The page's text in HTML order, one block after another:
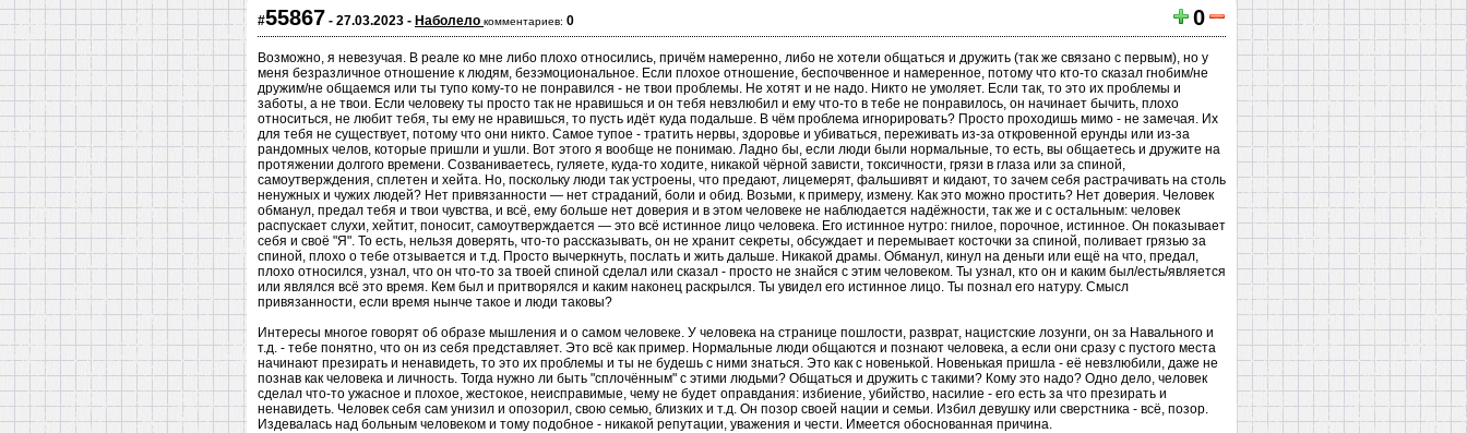
#55867 - 27.03.2023 - Наболело комментариев: 0 0
Возможно, я невезучая. В реале ко мне либо плохо относились, причём намеренно, либо не хотели общаться и дружить (так же связано с первым), но у
меня безразличное отношение к людям, безэмоциональное. Если плохое отношение, беспочвенное и намеренное, потому что кто-то сказал гнобим/не
дружим/не общаемся или ты тупо кому-то не понравился - не твои проблемы. Не хотят и не надо. Никто не умоляет. Если так, то это их проблемы и
заботы, а не твои. Если человеку ты просто так не нравишься и он тебя невзлюбил и ему что-то в тебе не понравилось, он начинает бычить, плохо
относиться, не любит тебя, ты ему не нравишься, то пусть идёт куда подальше. В чём проблема игнорировать? Просто проходишь мимо - не замечая. Их
для тебя не существует, потому что они никто. Самое тупое - тратить нервы, здоровье и убиваться, переживать из-за откровенной ерунды или из-за
рандомных челов, которые пришли и ушли. Вот этого я вообще не понимаю. Ладно бы, если люди были нормальные, то есть, вы общаетесь и дружите на
протяжении долгого времени. Созваниваетесь, гуляете, куда-то ходите, никакой чёрной зависти, токсичности, грязи в глаза или за спиной,
самоутверждения, сплетен и хейта. Но, поскольку люди так устроены, что предают, лицемерят, фальшивят и кидают, то зачем себя растрачивать на столь
ненужных и чужих людей? Нет привязанности — нет страданий, боли и обид. Возьми, к примеру, измену. Как это можно простить? Нет доверия. Человек
обманул, предал тебя и твои чувства, и всё, ему больше нет доверия и в этом человеке не наблюдается надёжности, так же и с остальным: человек
распускает слухи, хейтит, поносит, самоутверждается — это всё истинное лицо человека. Его истинное нутро: гнилое, порочное, истинное. Он показывает
себя и своё "Я". То есть, нельзя доверять, что-то рассказывать, он не хранит секреты, обсуждает и перемывает косточки за спиной, поливает грязью за
спиной, плохо о тебе отзывается и т.д. Просто вычеркнуть, послать и жить дальше. Никакой драмы. Обманул, кинул на деньги или ещё на что, предал,
плохо относился, узнал, что он что-то за твоей спиной сделал или сказал - просто не знайся с этим человеком. Ты узнал, кто он и каким был/есть/является
или являлся всё это время. Кем был и притворялся и каким наконец раскрылся. Ты увидел его истинное лицо. Ты познал его натуру. Смысл
привязанности, если время нынче такое и люди таковы?
Интересы многое говорят об образе мышления и о самом человеке. У человека на странице пошлости, разврат, нацистские лозунги, он за Навального и
т.д. - тебе понятно, что он из себя представляет. Это всё как пример. Нормальные люди общаются и познают человека, а если они сразу с пустого места
начинают презирать и ненавидеть, то это их проблемы и ты не будешь с ними знаться. Это как с новенькой. Новенькая пришла - её невзлюбили, даже не
познав как человека и личность. Тогда нужно ли быть "сплочённым" с этими людьми? Общаться и дружить с такими? Кому это надо? Одно дело, человек
сделал что-то ужасное и плохое, жестокое, неисправимые, чему не будет оправдания: избиение, убийство, насилие - его есть за что презирать и
ненавидеть. Человек себя сам унизил и опозорил, свою семью, близких и т.д. Он позор своей нации и семьи. Избил девушку или сверстника - всё, позор.
Издевалась над больным человеком и тому подобное - никакой репутации, уважения и чести. Имеется обоснованная причина.